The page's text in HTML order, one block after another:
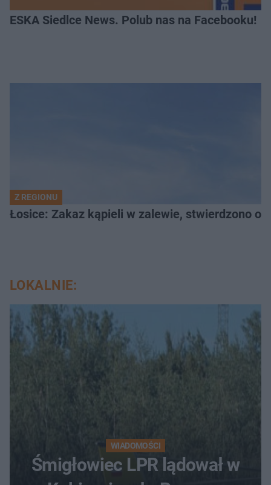
ESKA Siedlce News. Polub nas na Facebooku!
Z REGIONU
Łosice: Zakaz kąpieli w zalewie, stwierdzono
LOKALNIE:
WIADOMOŚCI
Śmigłowiec LPR lądował w